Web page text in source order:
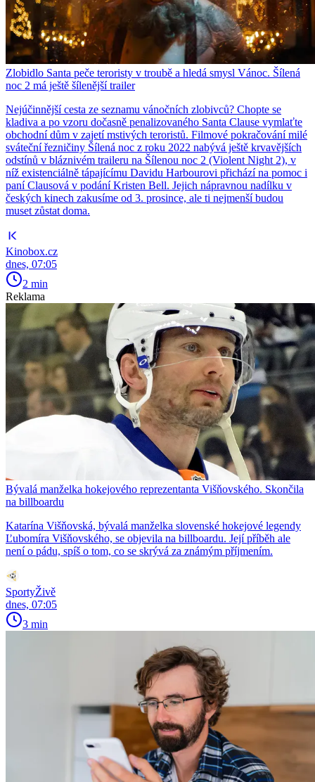
Zlobidlo Santa peče teroristy v troubě a hledá smysl Vánoc. Šílená
noc 2 má ještě šílenější trailer
Nejúčinnější cesta ze seznamu vánočních zlobivců? Chopte se
kladiva a po vzoru dočasně penalizovaného Santa Clause vymlaťte
obchodní dům v zajetí mstivých teroristů. Filmové pokračování milé
sváteční řezničiny Šílená noc z roku 2022 nabývá ještě krvavějších
odstínů v bláznivém traileru na Šílenou noc 2 (Violent Night 2), v
níž existenciálně tápajícímu Davidu Harbourovi přichází na pomoc i
paní Clausová v podání Kristen Bell. Jejich nápravnou nadílku v
českých kinech zakusíme od 3. prosince, ale ti nejmenší budou
muset zůstat doma.
Kinobox.cz
dnes, 07:05
2 min
Reklama
Bývalá manželka hokejového reprezentanta Višňovského. Skončila
na billboardu
Katarína Višňovská, bývalá manželka slovenské hokejové legendy
Ľubomíra Višňovského, se objevila na billboardu. Její příběh ale
není o pádu, spíš o tom, co se skrývá za známým příjmením.
SportyŽivě
dnes, 07:05
3 min